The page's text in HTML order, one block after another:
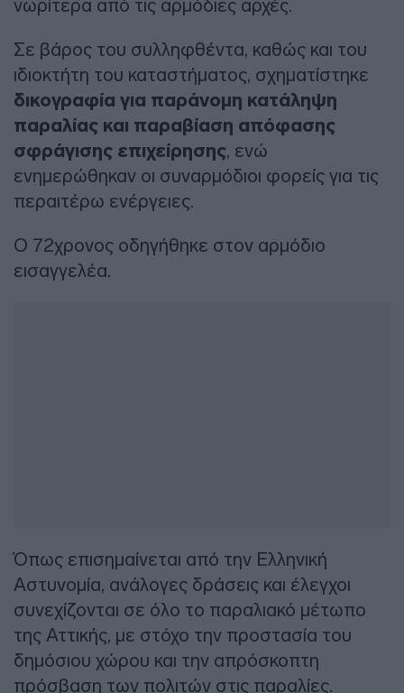
νωρίτερα από τις αρμόδιες αρχές.
Σε βάρος του συλληφθέντα, καθώς και του
ιδιοκτήτη του καταστήματος, σχηματίστηκε
δικογραφία για παράνομη κατάληψη
παραλίας και παραβίαση απόφασης
σφράγισης επιχείρησης, ενώ
ενημερώθηκαν οι συναρμόδιοι φορείς για τις
περαιτέρω ενέργειες.
Ο 72χρονος οδηγήθηκε στον αρμόδιο
εισαγγελέα.
Όπως επισημαίνεται από την Ελληνική
Αστυνομία, ανάλογες δράσεις και έλεγχοι
συνεχίζονται σε όλο το παραλιακό μέτωπο
της Αττικής, με στόχο την προστασία του
δημόσιου χώρου και την απρόσκοπτη
πρόσβαση των πολιτών στις παραλίες.